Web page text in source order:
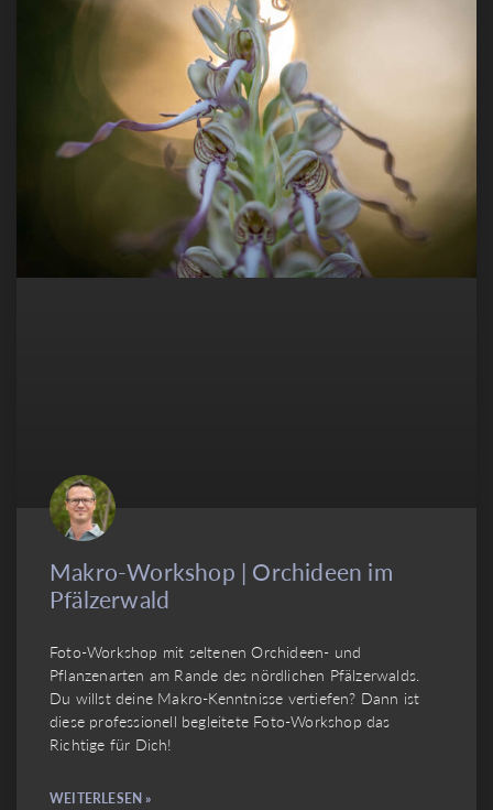
Makro-Workshop | Orchideen im
Pfälzerwald
Foto-Workshop mit seltenen Orchideen- und
Pflanzenarten am Rande des nördlichen Pfälzerwalds.
Du willst deine Makro-Kenntnisse vertiefen? Dann ist
diese professionell begleitete Foto-Workshop das
Richtige für Dich!
WEITERLESEN »